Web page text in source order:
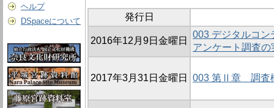
ヘルプ
DSpaceについて
発行日
2016年12月9日金曜日
003 デジタルコ
アンケート調査の
2017年3月31日金曜日 003 第Ⅱ章 調査